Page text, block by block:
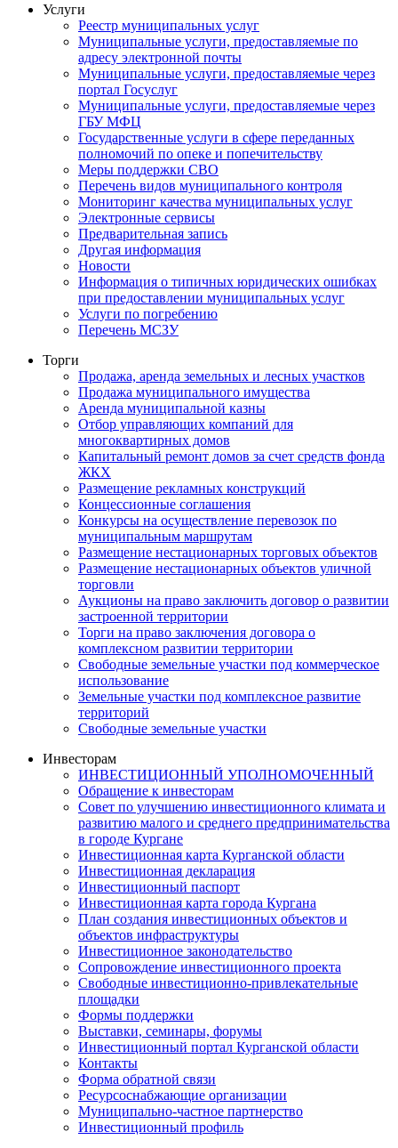
Услуги
Реестр муниципальных услуг
Муниципальные услуги, предоставляемые по
адресу электронной почты
Муниципальные услуги, предоставляемые через
портал Госуслуг
Муниципальные услуги, предоставляемые через
ГБУ МФЦ
Государственные услуги в сфере переданных
полномочий по опеке и попечительству
Меры поддержки СВО
Перечень видов муниципального контроля
Мониторинг качества муниципальных услуг
Электронные сервисы
Предварительная запись
Другая информация
Новости
Информация о типичных юридических ошибках
при предоставлении муниципальных услуг
Услуги по погребению
Перечень МСЗУ
Торги
Продажа, аренда земельных и лесных участков
Продажа муниципального имущества
Аренда муниципальной казны
Отбор управляющих компаний для
многоквартирных домов
Капитальный ремонт домов за счет средств фонда
ЖКХ
Размещение рекламных конструкций
Концессионные соглашения
Конкурсы на осуществление перевозок по
муниципальным маршрутам
Размещение нестационарных торговых объектов
Размещение нестационарных объектов уличной
торговли
Аукционы на право заключить договор о развитии
застроенной территории
Торги на право заключения договора о
комплексном развитии территории
Свободные земельные участки под коммерческое
использование
Земельные участки под комплексное развитие
территорий
Свободные земельные участки
Инвесторам
ИНВЕСТИЦИОННЫЙ УПОЛНОМОЧЕННЫЙ
Обращение к инвесторам
Совет по улучшению инвестиционного климата и
развитию малого и среднего предпринимательства
в городе Кургане
Инвестиционная карта Курганской области
Инвестиционная декларация
Инвестиционный паспорт
Инвестиционная карта города Кургана
План создания инвестиционных объектов и
объектов инфраструктуры
Инвестиционное законодательство
Сопровождение инвестиционного проекта
Свободные инвестиционно-привлекательные
площадки
Формы поддержки
Выставки, семинары, форумы
Инвестиционный портал Курганской области
Контакты
Форма обратной связи
Ресурсоснабжающие организации
Муниципально-частное партнерство
Инвестиционный профиль